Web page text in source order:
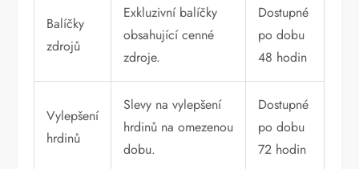
Balíčky
zdrojů
Exkluzivní balíčky
obsahující cenné
zdroje.
Dostupné
po dobu
48 hodin
Vylepšení
hrdinů
Slevy na vylepšení
hrdinů na omezenou
dobu.
Dostupné
po dobu
72 hodin